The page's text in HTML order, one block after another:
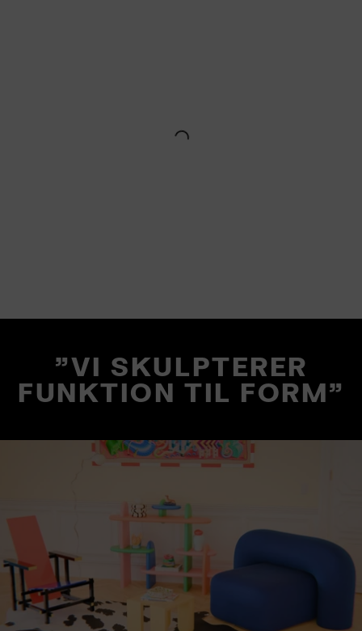
"VI SKULPTERER
FUNKTION TIL FORM"